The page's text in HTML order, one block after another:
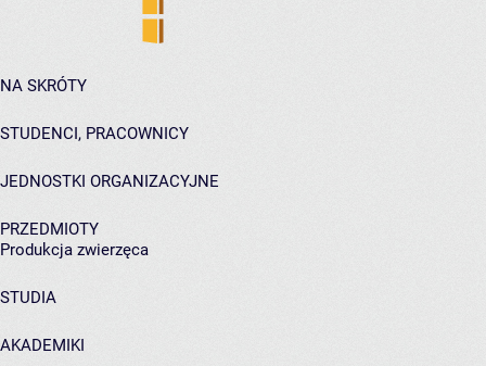
NA SKRÓTY
STUDENCI, PRACOWNICY
JEDNOSTKI ORGANIZACYJNE
PRZEDMIOTY
Produkcja zwierzęca
STUDIA
AKADEMIKI